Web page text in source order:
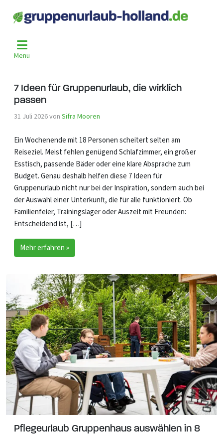
Menu
Kategorie:
7 Ideen für Gruppenurlaub, die wirklich
passen
31 Juli 2026von Sifra Mooren
Ein Wochenende mit 18 Personen scheitert selten am
Reiseziel. Meist fehlen genügend Schlafzimmer, ein großer
Esstisch, passende Bäder oder eine klare Absprache zum
Budget. Genau deshalb helfen diese 7 Ideen für
Gruppenurlaub nicht nur bei der Inspiration, sondern auch bei
der Auswahl einer Unterkunft, die für alle funktioniert. Ob
Familienfeier, Trainingslager oder Auszeit mit Freunden:
Entscheidend ist, […]
Mehr erfahren »
Pflegeurlaub Gruppenhaus auswählen in 8